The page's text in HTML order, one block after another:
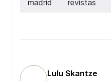
madrid revistas
Lulu Skantze